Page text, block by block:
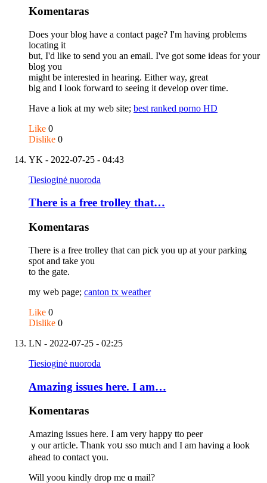
Komentaras
Does your blog have a contact page? I'm having problems
locating it
but, I'd like to send you an email. I've got some ideas for your
blog you
might be interested in hearing. Either way, great
blg and I look forward to seeing it develop over time.
Have a liok at my web site; best ranked porno HD
Like 0
Dislike 0
YK - 2022-07-25 - 04:43
Tiesioginė nuoroda
There is a free trolley that…
Komentaras
There is a free trolley that can pick you up at your parking
spot and take you
to the gate.
my web page; canton tx weather
Like 0
Dislike 0
LN - 2022-07-25 - 02:25
Tiesioginė nuoroda
Amazing issues hеrе. I am…
Komentaras
Amazing issues hеrе. I am very happy tto peer
ｙⲟur article. Ꭲhank ʏoս sso mᥙch and I am having a loⲟk
ahead to contact үou.
Will yoou kindly drop me ɑ mail?